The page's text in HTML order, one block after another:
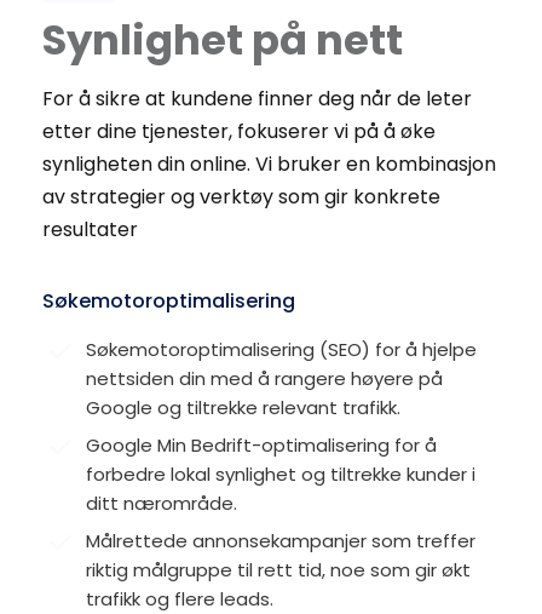
Synlighet på nett
For å sikre at kundene finner deg når de leter
etter dine tjenester, fokuserer vi på å øke
synligheten din online. Vi bruker en kombinasjon
av strategier og verktøy som gir konkrete
resultater
Søkemotoroptimalisering
Søkemotoroptimalisering (SEO) for å hjelpe
nettsiden din med å rangere høyere på
Google og tiltrekke relevant trafikk.
Google Min Bedrift-optimalisering for å
forbedre lokal synlighet og tiltrekke kunder i
ditt nærområde.
Målrettede annonsekampanjer som treffer
riktig målgruppe til rett tid, noe som gir økt
trafikk og flere leads.